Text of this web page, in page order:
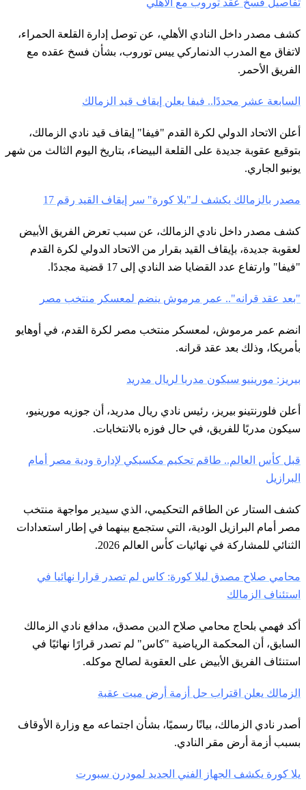
كشف مصدر داخل النادي الأهلي، عن توصل إدارة القلعة الحمراء،
لاتفاق مع المدرب الدنماركي ييس توروب، بشأن فسخ عقده مع
الفريق الأحمر.
السابعة عشر مجددًا.. فيفا يعلن إيقاف قيد الزمالك
أعلن الاتحاد الدولي لكرة القدم "فيفا" إيقاف قيد نادي الزمالك،
بتوقيع عقوبة جديدة على القلعة البيضاء، بتاريخ اليوم الثالث من شهر
يونيو الجاري.
مصدر بالزمالك يكشف لـ"يلا كورة" سر إيقاف القيد رقم 17
كشف مصدر داخل نادي الزمالك، عن سبب تعرض الفريق الأبيض
لعقوبة جديدة، بإيقاف القيد بقرار من الاتحاد الدولي لكرة القدم
"فيفا" وارتفاع عدد القضايا ضد النادي إلى 17 قضية مجددًا.
"بعد عقد قرانه".. عمر مرموش ينضم لمعسكر منتخب مصر
انضم عمر مرموش، لمعسكر منتخب مصر لكرة القدم، في أوهايو
بأمريكا، وذلك بعد عقد قرانه.
بيريز: مورينيو سيكون مدربا لريال مدريد
أعلن فلورنتينو بيريز، رئيس نادي ريال مدريد، أن جوزيه مورينيو،
سيكون مدربًا للفريق، في حال فوزه بالانتخابات.
قبل كأس العالم.. طاقم تحكيم مكسيكي لإدارة ودية مصر أمام
البرازيل
كشف الستار عن الطاقم التحكيمي، الذي سيدير مواجهة منتخب
مصر أمام البرازيل الودية، التي ستجمع بينهما في إطار استعدادات
الثنائي للمشاركة في نهائيات كأس العالم 2026.
محامي صلاح مصدق ليلا كورة: كاس لم تصدر قرارا نهائيا في
استئناف الزمالك
أكد فهمي بلحاج محامي صلاح الدين مصدق، مدافع نادي الزمالك
السابق، أن المحكمة الرياضية "كاس" لم تصدر قرارًا نهائيًا في
استنئاف الفريق الأبيض على العقوبة لصالح موكله.
الزمالك يعلن اقتراب حل أزمة أرض ميت عقبة
أصدر نادي الزمالك، بيانًا رسميًا، بشأن اجتماعه مع وزارة الأوقاف
بسبب أزمة أرض مقر النادي.
يلا كورة يكشف الجهاز الفني الجديد لمودرن سبورت